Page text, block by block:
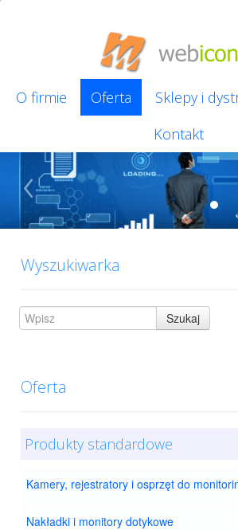
O firmie Oferta Sklepy i
Kontakt
‹
Wyszukiwarka
Oferta
Produkty standardowe
Kamery, rejestratory i osprzęt do
Nakładki i monitory dotykowe